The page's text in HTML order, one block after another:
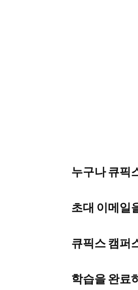
누구나 큐픽
을 완료해야
초대 이메일
(Forgot
큐픽스 캠퍼
설정하면 바
학습을 완료